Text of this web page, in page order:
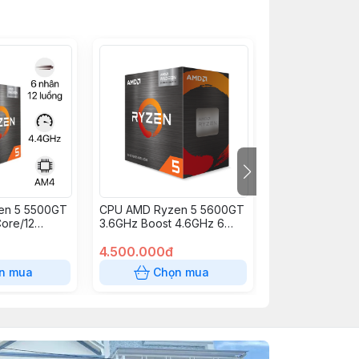
5 5500GT
12
mua
CPU AMD Ryzen 5 5600GT
3.6GHz Boost 4.6GHz 6
Radeon Vega 7
4.500.000đ
Chọn mua